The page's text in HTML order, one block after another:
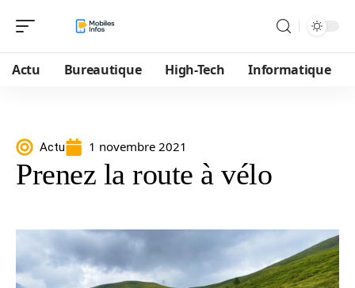
Actu Bureautique High-Tech Informatique
Actu 1 novembre 2021
Prenez la route à vélo